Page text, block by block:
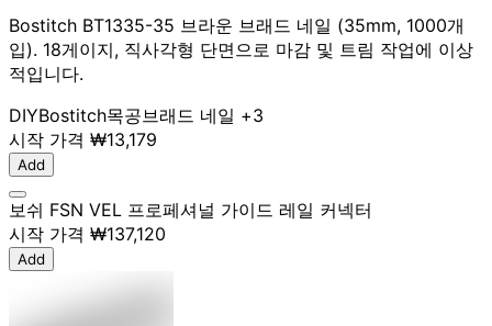
Bostitch BT1335-35 브라운 브래드 네일 (35mm, 1000개
입). 18게이지, 직사각형 단면으로 마감 및 트림 작업에 이상
적입니다.
DIYBostitch목공 브래드 네일 +3
시작 가격 ₩13,179
Add
보쉬 FSN VEL 프로페셔널 가이드 레일 커넥터
시작 가격 ₩137,120
Add